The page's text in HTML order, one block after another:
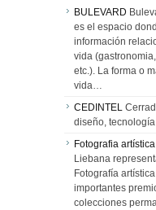
BULEVARD
es el espacio
información
vida
etc.). La forma o
vida…
CEDINTEL
diseño,
Fotografia
Liebana
Fotografía
importantes
colecciones